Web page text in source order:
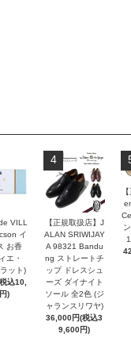
VILL
イ
お香
エ・
ット)
込10,
)
4
【正規取扱店】J
ALAN SRIWIJAY
A 98321 Bandu
ng ストレートチ
ップ ドレスシュ
ーズ ダイナイト
ソール 全2色 (ジ
ャランスリワヤ)
36,000円(税込3
9,600円)